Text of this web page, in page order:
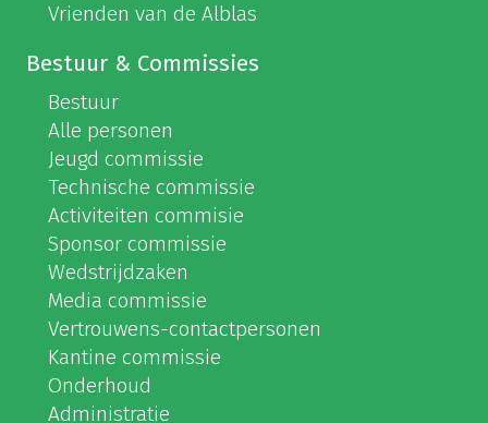
Vrienden van de Alblas
Bestuur & Commissies
Bestuur
Alle personen
Jeugd commissie
Technische commissie
Activiteiten commisie
Sponsor commissie
Wedstrijdzaken
Media commissie
Vertrouwens-contactpersonen
Kantine commissie
Onderhoud
Administratie